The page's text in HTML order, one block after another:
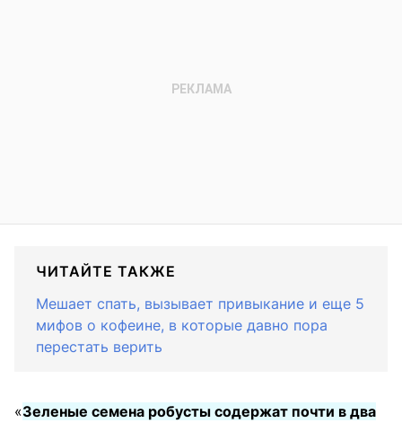
ЧИТАЙТЕ ТАКЖЕ
Мешает спать, вызывает привыкание и еще 5
мифов о кофеине, в которые давно пора
перестать верить
«Зеленые семена робусты содержат почти в два